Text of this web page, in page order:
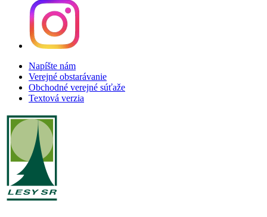
Napíšte nám
Verejné obstarávanie
Obchodné verejné súťaže
Textová verzia